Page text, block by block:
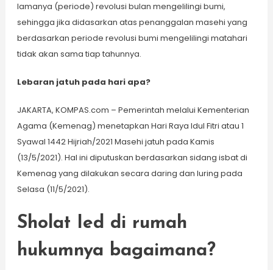
lamanya (periode) revolusi bulan mengelilingi bumi,
sehingga jika didasarkan atas penanggalan masehi yang
berdasarkan periode revolusi bumi mengelilingi matahari
tidak akan sama tiap tahunnya.
Lebaran jatuh pada hari apa?
JAKARTA, KOMPAS.com – Pemerintah melalui Kementerian
Agama (Kemenag) menetapkan Hari Raya Idul Fitri atau 1
Syawal 1442 Hijriah/2021 Masehi jatuh pada Kamis
(13/5/2021). Hal ini diputuskan berdasarkan sidang isbat di
Kemenag yang dilakukan secara daring dan luring pada
Selasa (11/5/2021).
Sholat Ied di rumah
hukumnya bagaimana?